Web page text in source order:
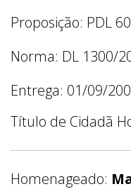
Proposição: PDL
Norma: DL 1300/
Entrega: 01/09/
Título de Cidadã
Homenageado: